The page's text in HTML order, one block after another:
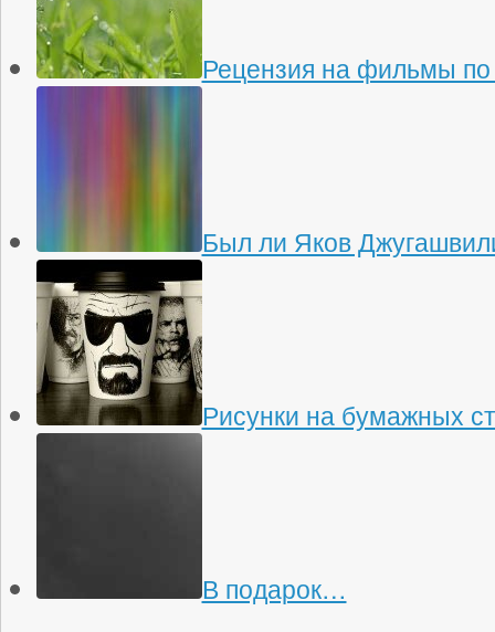
Рецензия на фильмы по
Был ли Яков
Рисунки на бумажных
В подарок…